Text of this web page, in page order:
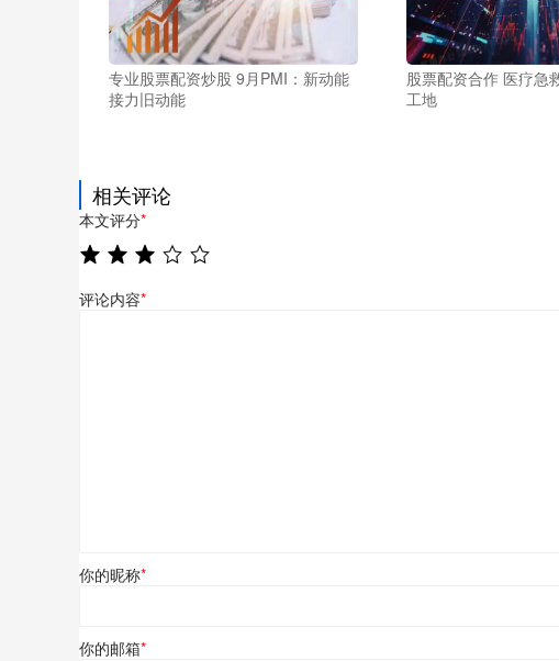
专业股票配资炒股 9月PMI：新动能
接力旧动能
股票配资合作 医疗急
工地
相关评论
本文评分*
评论内容*
你的昵称*
你的邮箱*